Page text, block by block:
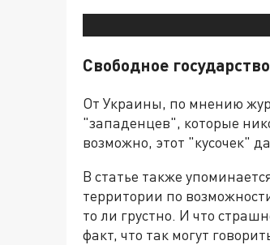
Свободное государство
От Украины, по мнению
"западенцев", которые
возможно, этот "кусочек"
В статье также
территории по
то ли грустно. И что
факт, что так могут